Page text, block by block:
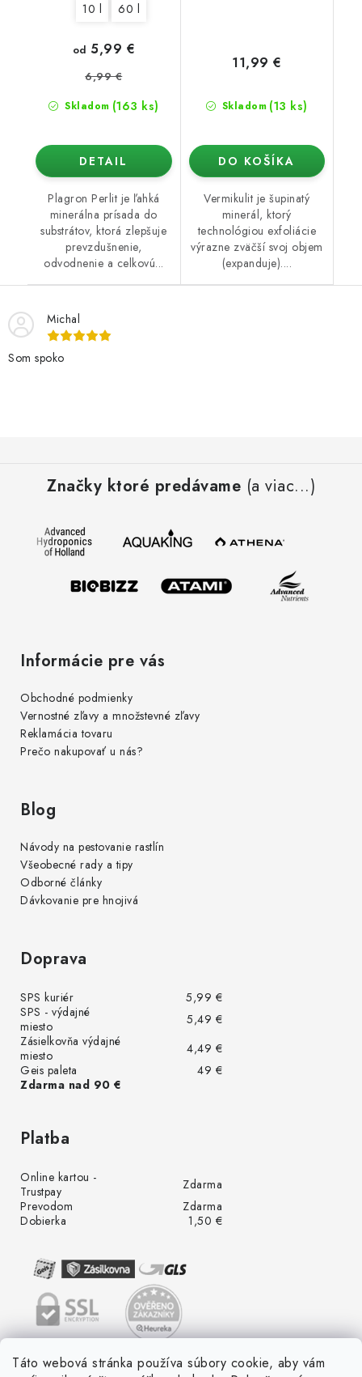
Táto webová stránka používa súbory cookie, aby vám
10 l 60 l
Skladom (163 ks)
od 5,99 €
6,99 €
DETAIL
Plagron Perlit je ľahká
minerálna prísada do
substrátov, ktorá zlepšuje
prevzdušnenie,
odvodnenie a celkovú...
Skladom (13 ks)
11,99 €
DO KOŠÍKA
Vermikulit je šupinatý
minerál, ktorý
technológiou exfoliácie
výrazne zväčší svoj objem
(expanduje)....
Michal
Som spoko
Značky ktoré predávame (a viac...)
Informácie pre vás
Obchodné podmienky
Vernostné zľavy a množstevné zľavy
Reklamácia tovaru
Prečo nakupovať u nás?
Blog
Návody na pestovanie rastlín
Všeobecné rady a tipy
Odborné články
Dávkovanie pre hnojivá
Doprava
SPS kuriér
5,99 €
SPS - výdajné
miesto
5,49 €
Zásielkovňa výdajné
miesto
4,49 €
Geis paleta
49 €
Zdarma nad 90 €
Platba
Online kartou -
Trustpay
Zdarma
Prevodom
Zdarma
Dobierka
1,50 €